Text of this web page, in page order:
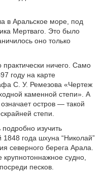
в Аральское море, под
Мертваго. Это было
оно только
ничего. Само
году на карте
С. У. Ремезова «Чертеж
каменной степи». А
остров — такой
степи.
изучить
года шхуна “Николай”
северного берега Арала.
судно,
песков.